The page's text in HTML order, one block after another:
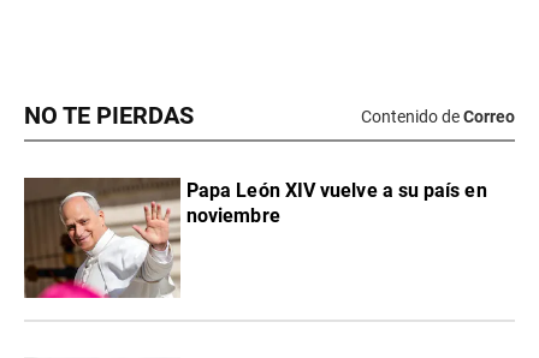
NO TE PIERDAS Contenido deCorreo
Papa León XIV vuelve a su país en
noviembre